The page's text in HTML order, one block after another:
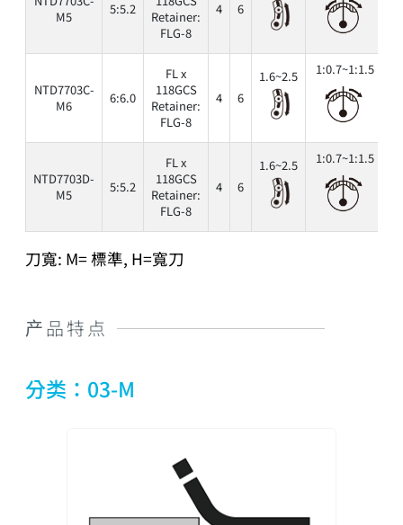
M5
5:5.2
Retainer:
FLG-8
4 6
NTD7703C-
M6
6:6.0
FL x
118GCS
Retainer:
FLG-8
4 6
1.6~2.5
1:0.7~1:1.5
NTD7703D-
M5
5:5.2
FL x
118GCS
Retainer:
FLG-8
4 6
1.6~2.5
1:0.7~1:1.5
刀寬: M= 標準, H=寬刀
产品特点
分类：03-M